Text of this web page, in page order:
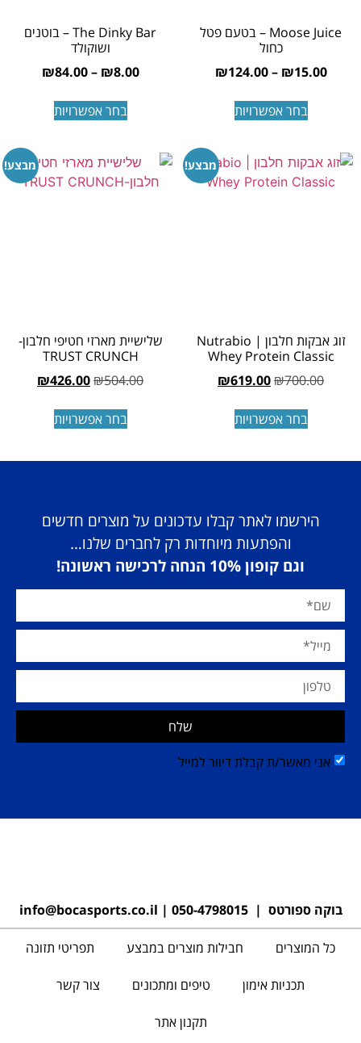
Moose Juice – בטעם פטל
כחול
₪15.00
–
₪124.00
בחר אפשרויות
The Dinky Bar – בוטנים
ושוקולד
₪8.00
–
₪84.00
בחר אפשרויות
מבצע!
זוג אבקות חלבון | Nutrabio
Whey Protein Classic
₪700.00
₪619.00
בחר אפשרויות
מבצע!
שלישיית מארזי חטיפי חלבון-
TRUST CRUNCH
₪504.00
₪426.00
בחר אפשרויות
הירשמו לאתר קבלו עדכונים על מוצרים חדשים
והפתעות מיוחדות רק לחברים שלנו…
וגם קופון 10% הנחה לרכישה ראשונה!
אני מאשר/ת קבלת דיוור למייל
שלח
בוקה ספורטס | 050-4798015
|
info@bocasports.co.il
כל המוצרים חבילות מוצרים במבצע תפריטי תזונה
תכניות אימון טיפים ומתכונים צור קשר
תקנון אתר